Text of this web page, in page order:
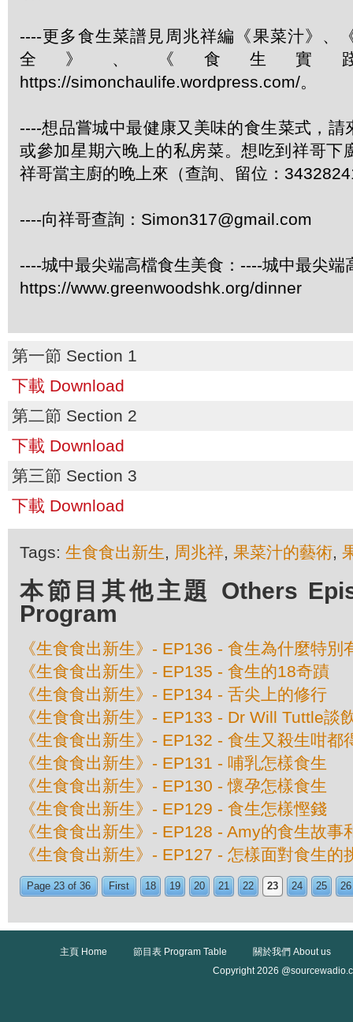
----更多食生菜譜見周兆祥編《果菜汁》、
全》、《食生實
https://simonchaulife.wordpress.com/。
----想品嘗城中最健康又美味的食生菜式，請
或參加星期六晚上的私房菜。想吃到祥哥下
祥哥當主廚的晚上來（查詢、留位：
----向祥哥查詢：Simon317@gmail.com
----城中最尖端高檔食生美食：----城中最尖端
https://www.greenwoodshk.org/dinner
第一節 Section 1
下載 Download
第二節 Section 2
下載 Download
第三節 Section 3
下載 Download
Tags: 生食食出新生, 周兆祥, 果菜汁的藝術,
本節目其他主題 Others
Program
《生食食出新生》- EP136 - 食生為什麼特別
《生食食出新生》- EP135 - 食生的18奇蹟
《生食食出新生》- EP134 - 舌尖上的修行
《生食食出新生》- EP133 - Dr Will Tuttle談
《生食食出新生》- EP132 - 食生又殺生咁都
《生食食出新生》- EP131 - 哺乳怎樣食生
《生食食出新生》- EP130 - 懷孕怎樣食生
《生食食出新生》- EP129 - 食生怎樣慳錢
《生食食出新生》- EP128 - Amy的食生故事
《生食食出新生》- EP127 - 怎樣面對食生的
Page 23 of 36 First 18 19 20 21 22 23 24 25 26
主頁 Home 節目表 Program Table
關於我們 About us
Copyright 2026